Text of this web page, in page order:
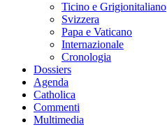
Ticino e Grigionitaliano
Svizzera
Papa e Vaticano
Internazionale
Cronologia
Dossiers
Agenda
Catholica
Commenti
Multimedia